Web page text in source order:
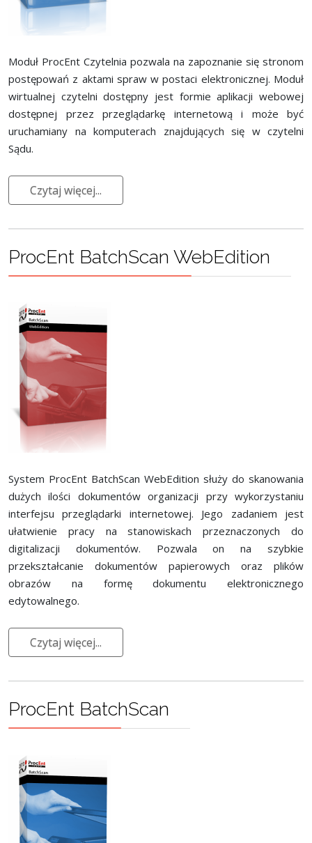
Moduł ProcEnt Czytelnia pozwala na zapoznanie się stronom
postępowań z aktami spraw w postaci elektronicznej. Moduł
wirtualnej czytelni dostępny jest formie aplikacji webowej
dostępnej przez przeglądarkę internetową i może być
uruchamiany na komputerach znajdujących się w czytelni
Sądu.
Czytaj więcej...
ProcEnt BatchScan WebEdition
System ProcEnt BatchScan WebEdition służy do skanowania
dużych ilości dokumentów organizacji przy wykorzystaniu
interfejsu przeglądarki internetowej. Jego zadaniem jest
ułatwienie pracy na stanowiskach przeznaczonych do
digitalizacji dokumentów. Pozwala on na szybkie
przekształcanie dokumentów papierowych oraz plików
obrazów na formę dokumentu elektronicznego
edytowalnego.
Czytaj więcej...
ProcEnt BatchScan